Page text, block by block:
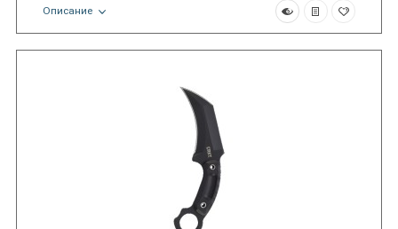
Описание